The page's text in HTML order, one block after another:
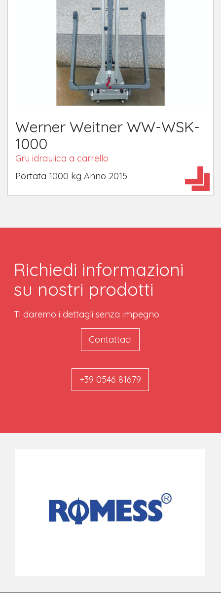
Werner Weitner WW-WSK-
1000
Gru idraulica a carrello
Portata 1000 kg Anno 2015
Richiedi informazioni
su nostri prodotti
Ti daremo i dettagli senza impegno
Contattaci
+39 0546 81679